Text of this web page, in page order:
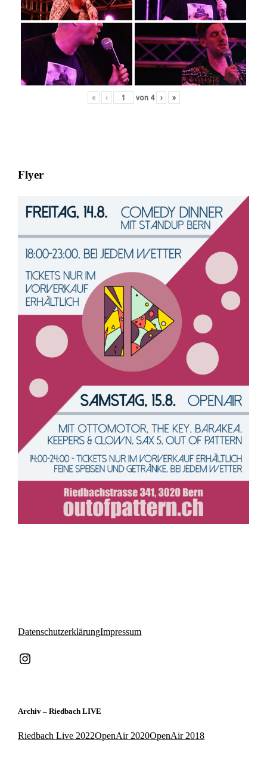
« ‹ von 4 › »
Flyer
DatenschutzerklärungImpressum
Instagram
Archiv – Riedbach LIVE
Riedbach Live 2022OpenAir 2020OpenAir 2018